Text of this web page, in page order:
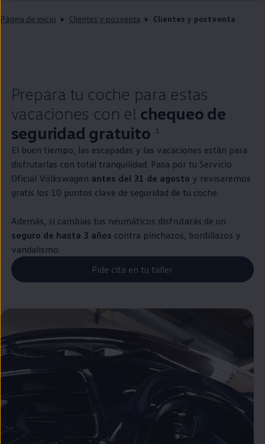
Página de inicio Clientes y posventa Clientes y postventa
Prepara tu coche para estas
vacaciones con el chequeo de
seguridad gratuito
1
El buen tiempo, las escapadas y las vacaciones están para
disfrutarlas con total tranquilidad. Pasa por tu Servicio
Oficial Volkswagen antes del 31 de agosto y revisaremos
gratis los 10 puntos clave de seguridad de tu coche.
Además, si cambias tus neumáticos disfrutarás de un
seguro de hasta 3 años contra pinchazos, bordillazos y
vandalismo.
Pide cita en tu taller